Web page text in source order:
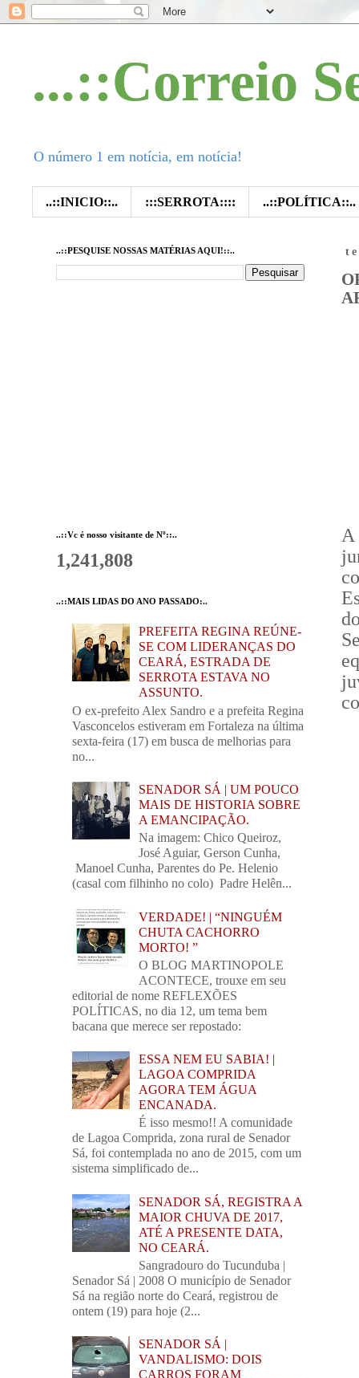
...::Correio
O número 1 em notícia, em notícia!
..::INICIO::.. :::SERROTA:::: ..::POLÍTICA::..
A
..::PESQUISE NOSSAS MATÉRIAS AQUI!::..
..::Vc é nosso visitante de Nº::..
1,241,808
..::MAIS LIDAS DO ANO PASSADO:..
PREFEITA REGINA REÚNE-
SE COM LIDERANÇAS DO
CEARÁ, ESTRADA DE
SERROTA ESTAVA NO
ASSUNTO.
O ex-prefeito Alex Sandro e a prefeita Regina
Vasconcelos estiveram em Fortaleza na última
sexta-feira (17) em busca de melhorias para
no...
SENADOR SÁ | UM POUCO
MAIS DE HISTORIA SOBRE
A EMANCIPAÇÃO.
Na imagem: Chico Queiroz,
José Aguiar, Gerson Cunha,
Manoel Cunha, Parentes do Pe. Helenio
(casal com filhinho no colo) Padre Helên...
VERDADE! | “NINGUÉM
CHUTA CACHORRO
MORTO! ”
O BLOG MARTINOPOLE
ACONTECE, trouxe em seu
editorial de nome REFLEXÕES
POLÍTICAS, no dia 12, um tema bem
bacana que merece ser repostado:
ESSA NEM EU SABIA! |
LAGOA COMPRIDA
AGORA TEM ÁGUA
ENCANADA.
É isso mesmo!! A comunidade
de Lagoa Comprida, zona rural de Senador
Sá, foi contemplada no ano de 2015, com um
sistema simplificado de...
SENADOR SÁ, REGISTRA A
MAIOR CHUVA DE 2017,
ATÉ A PRESENTE DATA,
NO CEARÁ.
Sangradouro do Tucunduba |
Senador Sá | 2008 O município de Senador
Sá na região norte do Ceará, registrou de
ontem (19) para hoje (2...
SENADOR SÁ |
VANDALISMO: DOIS
CARROS FORAM